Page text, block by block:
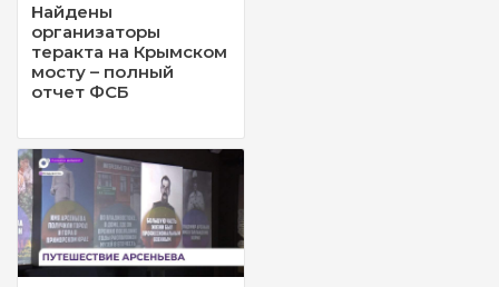
Найдены
организаторы
теракта на Крымском
мосту – полный
отчет ФСБ